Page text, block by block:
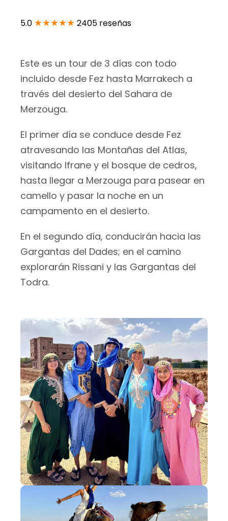
5.0 ★★★★★ 2405 reseñas
Este es un tour de 3 días con todo
incluido desde Fez hasta Marrakech a
través del desierto del Sahara de
Merzouga.
El primer día se conduce desde Fez
atravesando las Montañas del Atlas,
visitando Ifrane y el bosque de cedros,
hasta llegar a Merzouga para pasear en
camello y pasar la noche en un
campamento en el desierto.
En el segundo día, conducirán hacia las
Gargantas del Dades; en el camino
explorarán Rissani y las Gargantas del
Todra.